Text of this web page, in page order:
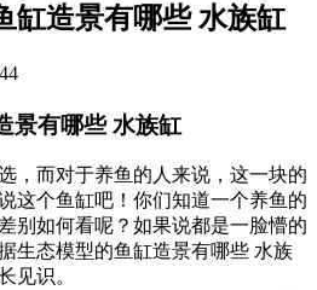
缸造景有哪些 水族缸
景有哪些 水族缸
，而对于养鱼的人来说，这一块的
这个鱼缸吧！你们知道一个养鱼的
别如何看呢？如果说都是一脸懵的
生态模型的鱼缸造景有哪些 水族
见识。